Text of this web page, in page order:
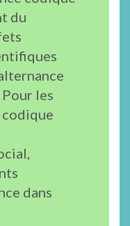
du
les
codique
dans